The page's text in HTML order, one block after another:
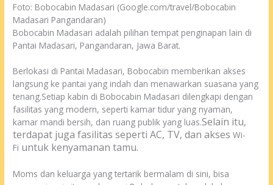
Foto: Bobocabin Madasari (Google.com/travel/Bobocabin
Madasari Pangandaran)
Bobocabin Madasari adalah pilihan tempat penginapan lain di
Pantai Madasari, Pangandaran, Jawa Barat.
Berlokasi di Pantai Madasari, Bobocabin memberikan akses
langsung ke pantai yang indah dan menawarkan suasana yang
tenang.Setiap kabin di Bobocabin Madasari dilengkapi dengan
fasilitas yang modern, seperti kamar tidur yang nyaman,
kamar mandi bersih, dan ruang publik yang luas.Selain itu,
terdapat juga fasilitas seperti AC, TV, dan aksesWi-
Fi untuk kenyamanan tamu.
Moms dan keluarga yang tertarik bermalam di sini, bisa